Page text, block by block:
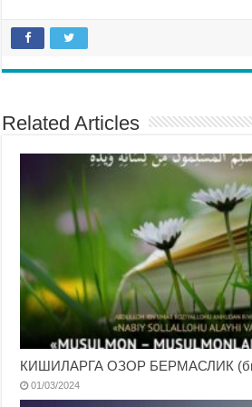
Related Articles
КИШИЛАРГА ОЗОР БЕРМАСЛИК
01/03/2024